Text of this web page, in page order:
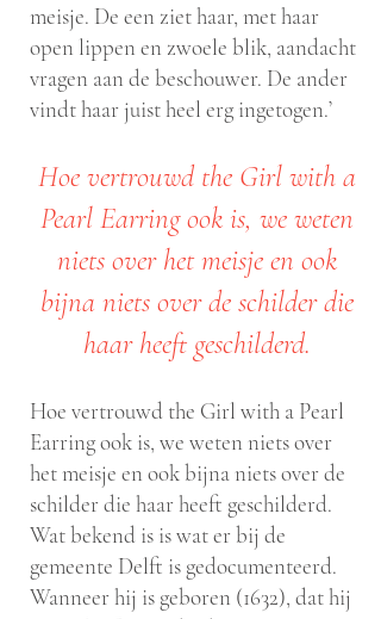
meisje. De een ziet haar, met haar
open lippen en zwoele blik, aandacht
vragen aan de beschouwer. De ander
vindt haar juist heel erg ingetogen.’
Hoe vertrouwd the Girl with a
Pearl Earring ook is, we weten
niets over het meisje en ook
bijna niets over de schilder die
haar heeft geschilderd.
Hoe vertrouwd the Girl with a Pearl
Earring ook is, we weten niets over
het meisje en ook bijna niets over de
schilder die haar heeft geschilderd.
Wat bekend is is wat er bij de
gemeente Delft is gedocumenteerd.
Wanneer hij is geboren (1632), dat hij